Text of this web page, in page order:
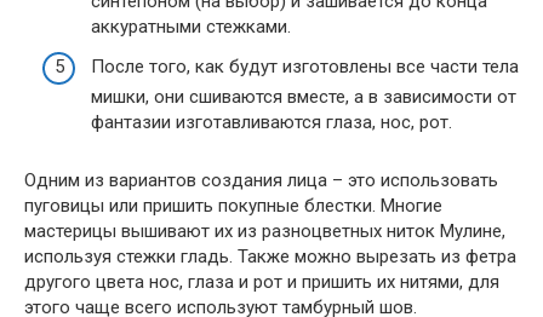
аккуратными стежками.
После того, как будут изготовлены все части тела
мишки, они сшиваются вместе, а в зависимости от
фантазии изготавливаются глаза, нос, рот.
Одним из вариантов создания лица – это использовать
пуговицы или пришить покупные блестки. Многие
мастерицы вышивают их из разноцветных ниток Мулине,
используя стежки гладь. Также можно вырезать из фетра
другого цвета нос, глаза и рот и пришить их нитями, для
этого чаще всего используют тамбурный шов.